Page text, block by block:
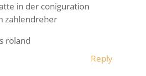
in der coniguration
zahlendreher
roland
Reply